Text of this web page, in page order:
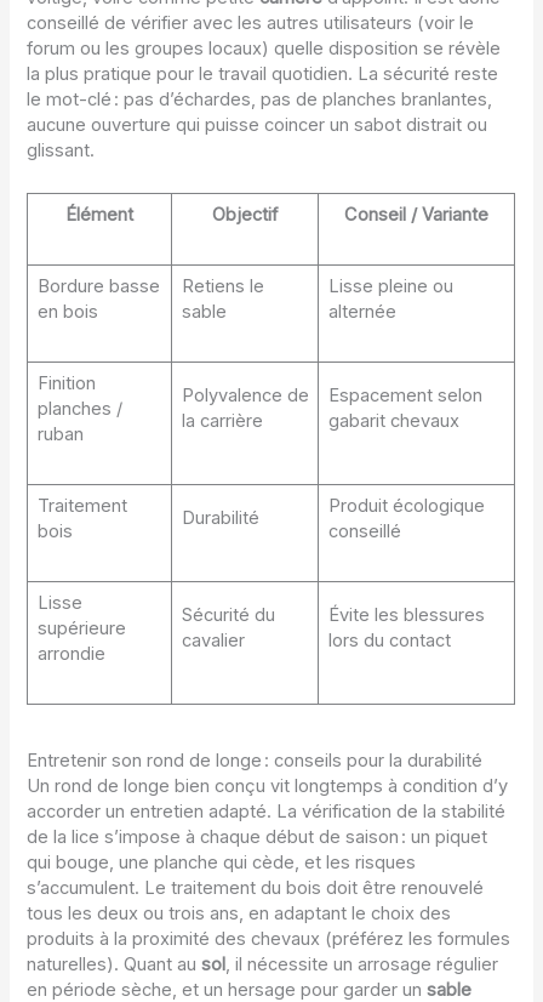
conseillé de vérifier avec les autres utilisateurs (voir le
forum ou les groupes locaux) quelle disposition se révèle
la plus pratique pour le travail quotidien. La sécurité reste
le mot-clé : pas d’échardes, pas de planches branlantes,
aucune ouverture qui puisse coincer un sabot distrait ou
glissant.
Élément Objectif Conseil / Variante
Bordure basse
en bois
Retiens le
sable
Lisse pleine ou
alternée
Finition
planches /
ruban
Polyvalence de
la carrière
Espacement selon
gabarit chevaux
Traitement
bois
Durabilité
Produit écologique
conseillé
Lisse
supérieure
arrondie
Sécurité du
cavalier
Évite les blessures
lors du contact
Entretenir son rond de longe : conseils pour la durabilité
Un rond de longe bien conçu vit longtemps à condition d’y
accorder un entretien adapté. La vérification de la stabilité
de la lice s’impose à chaque début de saison : un piquet
qui bouge, une planche qui cède, et les risques
s’accumulent. Le traitement du bois doit être renouvelé
tous les deux ou trois ans, en adaptant le choix des
produits à la proximité des chevaux (préférez les formules
naturelles). Quant ausol, il nécessite un arrosage régulier
en période sèche, et un hersage pour garder unsable